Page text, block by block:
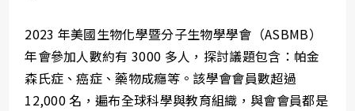
2023 年美國生物化學暨分子生物學學會（ASBMB）
年會參加人數約有 3000 多人，探討議題包含：帕金
森氏症、癌症、藥物成癮等。該學會會員數超過
12,000 名，遍布全球科學與教育組織，與會會員都是